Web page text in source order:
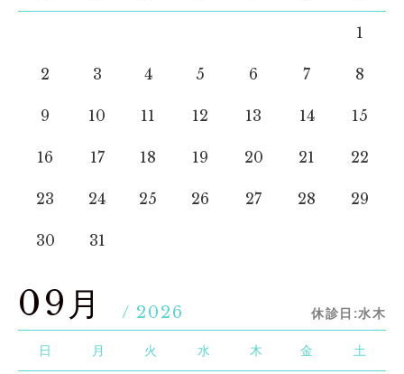
1
2 3 4 5 6 7 8
9 10 11 12 13 14 15
16 17 18 19 20 21 22
23 24 25 26 27 28 29
30 31
09月 / 2026 休診日:水木
日 月 火 水 木 金 土